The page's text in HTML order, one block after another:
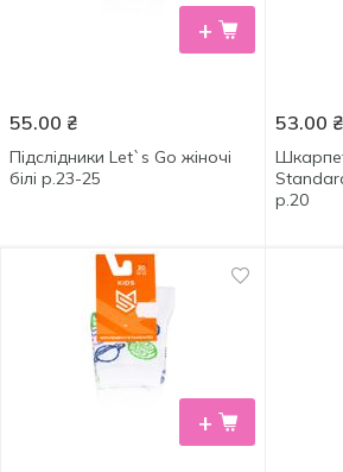
+
55.00 ₴
Підслідники Let`s Go жіночі
білі р.23-25
53.00 ₴
р.20
+